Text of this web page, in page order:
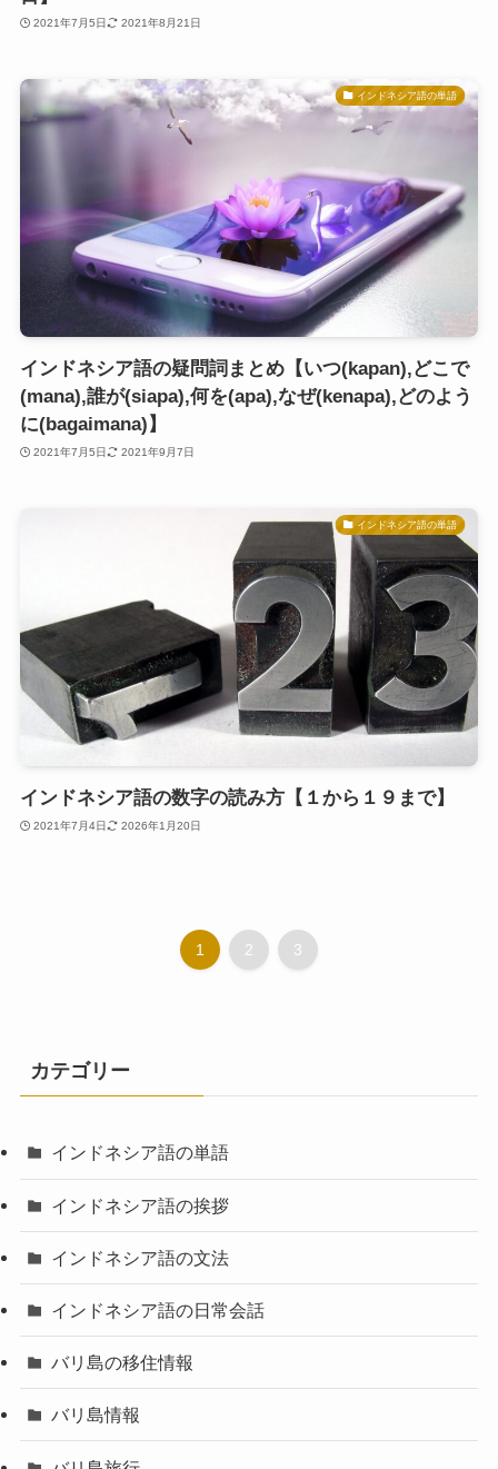
2021年7月5日 2021年8月21日
インドネシア語の単語
インドネシア語の疑問詞まとめ【いつ(kapan),どこで
(mana),誰が(siapa),何を(apa),なぜ(kenapa),どのよう
に(bagaimana)】
2021年7月5日 2021年9月7日
インドネシア語の単語
インドネシア語の数字の読み方【１から１９まで】
2021年7月4日 2026年1月20日
1 2 3
カテゴリー
インドネシア語の単語
インドネシア語の挨拶
インドネシア語の文法
インドネシア語の日常会話
バリ島の移住情報
バリ島情報